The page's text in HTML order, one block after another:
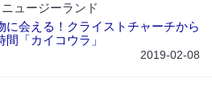
ニュージーランド
に会える！クライストチャーチから
「カイコウラ」
2019-02-08